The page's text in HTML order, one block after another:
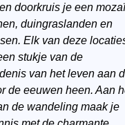
doorkruis je een
duingraslanden en
Elk van deze
stukje van de
van het leven aan
de eeuwen heen. Aan
de wandeling maak je